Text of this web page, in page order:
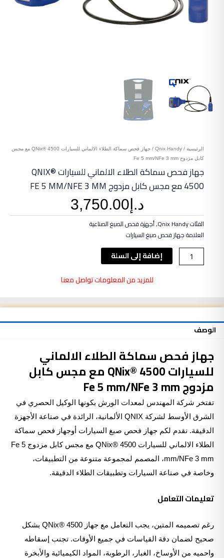
الرئيسية /
Qnix Handy
/ جهاز فحص سماكة الطلاء الالماني للسيارات QNix® 4500 مع مجس
كابل مزدوج Fe 5 mm/NFe 3 mm
جهاز فحص سماكة الطلاء الالماني للسيارات QNIX®
4500 مع مجس كابل مزدوج FE 5 MM/NFE 3 MM
د.إ 3,750.00
الفئاتQnix Handy
,أجهزة فحص الصبغ الصناعية
العلامةجهاز فحص صبغ السيارات
كمية
جهاز
الالماني
للسيارات
QNix®
مع
مجس
كابل
مزدوج
Fe
5
mm/NFe
3
mm
إضافة إلى السلة
للمزيد من المعلومات تواصل معنا
الوصف
جهاز فحص سماكة الطلاء الالماني
للسيارات QNix® 4500 مع مجس كابل
مزدوج Fe 5 mm/NFe 3 mm
تفتخر شركة المهندس لمعدات الورش بكونها الوكيل الحصري في
الشرق الأوسط لشركة QNIX الألمانية، الرائدة في صناعة الأجهزة
الدقيقة. نقدم لكم جهاز فحص صبغ السيارات أوجهاز فحص سماكة
الطلاء الالماني للسيارات QNix® 4500 مع مجس كابل مزدوج Fe 5
mm/NFe 3 mm، المصمم لمجموعة متنوعة من التطبيقات،
وخاصة في صناعة السيارات وتطبيقات الطلاء الدقيقة.
تعليمات التعامل
رغم تصميمه المتين، يجب التعامل مع جهاز QNix® 4500 بشكل
صحيح لضمان دقة القياسات في جميع الأوقات. تجنب إسقاطه
واحميه من الأوساخ، الغبار، الرطوبة، المواد الكيميائية والأبخرة